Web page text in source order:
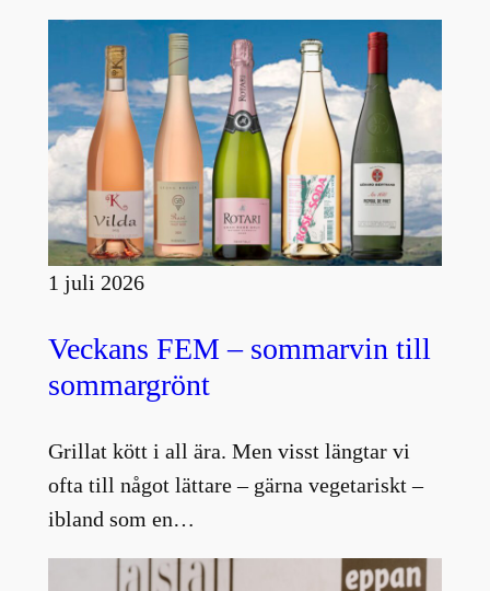
1 juli 2026
Veckans FEM – sommarvin till
sommargrönt
Grillat kött i all ära. Men visst längtar vi
ofta till något lättare – gärna vegetariskt –
ibland som en…